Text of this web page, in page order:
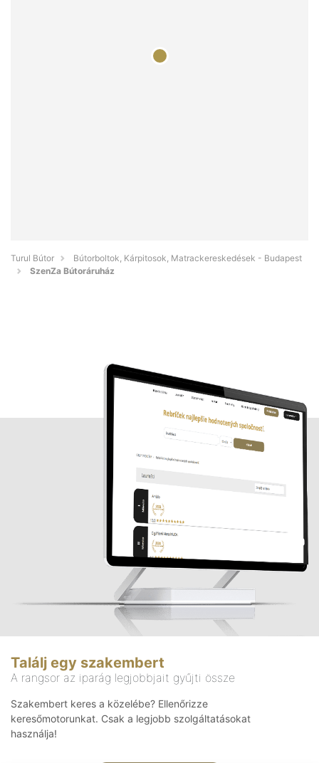
Turul Bútor
Bútorboltok, Kárpitosok, Matrackereskedések - Budapest
SzenZa Bútoráruház
Találj egy szakembert
A rangsor az iparág legjobbjait gyűjti össze
Szakembert keres a közelébe? Ellenőrizze
keresőmotorunkat. Csak a legjobb szolgáltatásokat
használja!